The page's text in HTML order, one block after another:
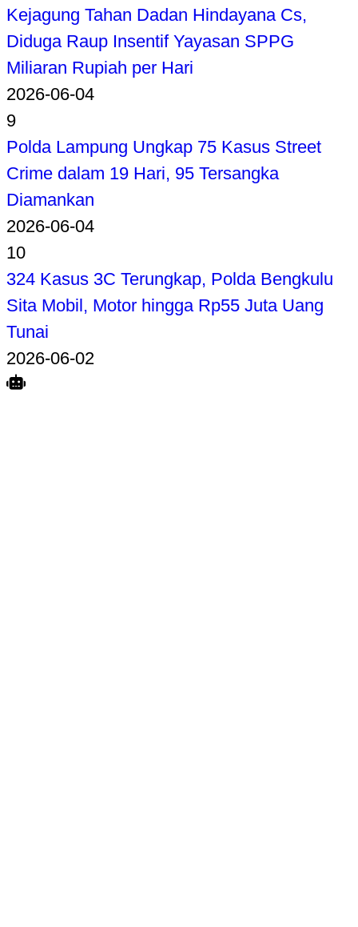
Kejagung Tahan Dadan Hindayana Cs,
Diduga Raup Insentif Yayasan SPPG
Miliaran Rupiah per Hari
2026-06-04
9
Polda Lampung Ungkap 75 Kasus Street
Crime dalam 19 Hari, 95 Tersangka
Diamankan
2026-06-04
10
324 Kasus 3C Terungkap, Polda Bengkulu
Sita Mobil, Motor hingga Rp55 Juta Uang
Tunai
2026-06-02